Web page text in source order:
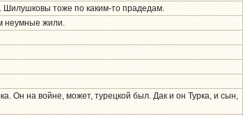
тоже по каким-то прадедам.
неумные жили.
Он на войне, может, турецкой был. Дак и он Турка, и сын,